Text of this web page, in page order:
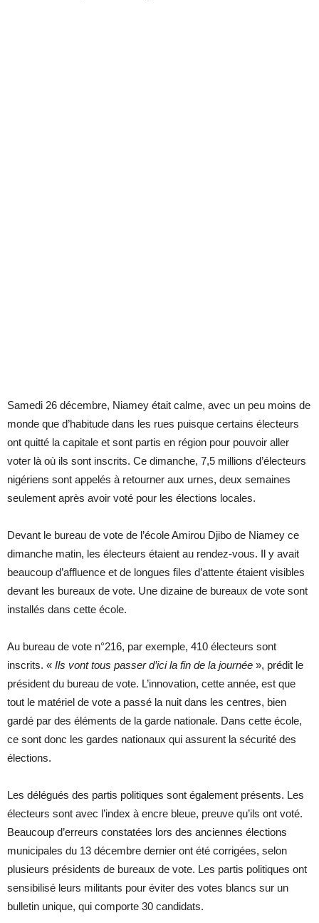
Samedi 26 décembre, Niamey était calme, avec un peu moins de
monde que d’habitude dans les rues puisque certains électeurs
ont quitté la capitale et sont partis en région pour pouvoir aller
voter là où ils sont inscrits. Ce dimanche, 7,5 millions d’électeurs
nigériens sont appelés à retourner aux urnes, deux semaines
seulement après avoir voté pour les élections locales.
Devant le bureau de vote de l’école Amirou Djibo de Niamey ce
dimanche matin, les électeurs étaient au rendez-vous. Il y avait
beaucoup d’affluence et de longues files d’attente étaient visibles
devant les bureaux de vote. Une dizaine de bureaux de vote sont
installés dans cette école.
Au bureau de vote n°216, par exemple, 410 électeurs sont
inscrits. « Ils vont tous passer d’ici la fin de la journée », prédit le
président du bureau de vote. L’innovation, cette année, est que
tout le matériel de vote a passé la nuit dans les centres, bien
gardé par des éléments de la garde nationale. Dans cette école,
ce sont donc les gardes nationaux qui assurent la sécurité des
élections.
Les délégués des partis politiques sont également présents. Les
électeurs sont avec l’index à encre bleue, preuve qu’ils ont voté.
Beaucoup d’erreurs constatées lors des anciennes élections
municipales du 13 décembre dernier ont été corrigées, selon
plusieurs présidents de bureaux de vote. Les partis politiques ont
sensibilisé leurs militants pour éviter des votes blancs sur un
bulletin unique, qui comporte 30 candidats.